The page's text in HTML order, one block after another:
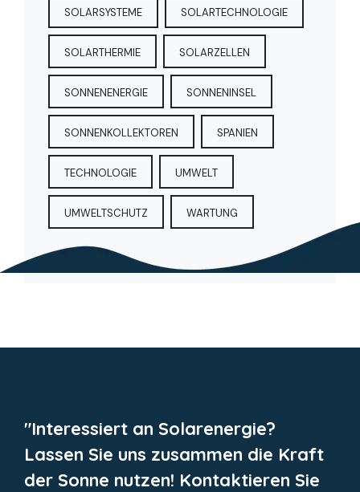
SOLARSYSTEME SOLARTECHNOLOGIE
SOLARTHERMIE SOLARZELLEN
SONNENENERGIE SONNENINSEL
SONNENKOLLEKTOREN SPANIEN
TECHNOLOGIE UMWELT
UMWELTSCHUTZ WARTUNG
"Interessiert an Solarenergie?
Lassen Sie uns zusammen die Kraft
der Sonne nutzen! Kontaktieren Sie